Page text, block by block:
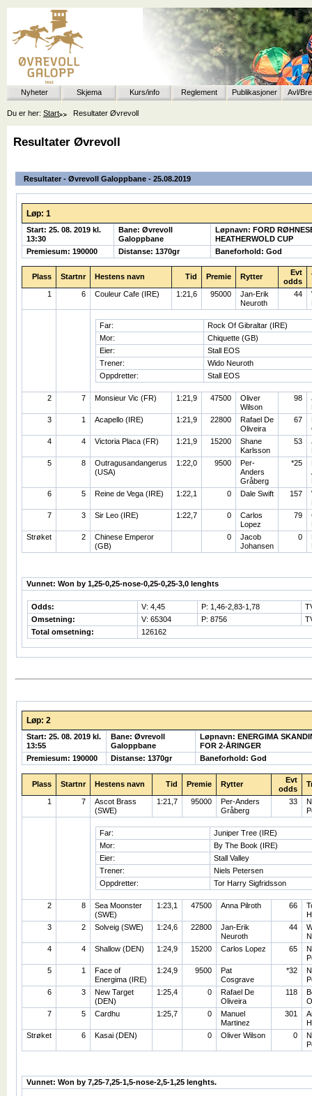
Nyheter Skjema Kurs/info Reglement Publikasjoner Avl/
Du er her: Start Resultater Øvrevoll
Resultater Øvrevoll
Resultater - Øvrevoll Galoppbane - 25.08.2019
Løp: 1
Start: 25. 08. 2019 kl.
13:30
Bane: Øvrevoll
Galoppbane
Løpnavn: FORD
HEATHERWOLD CUP
Premiesum: 190000
Distanse: 1370gr Baneforhold: God
Plass Startnr Hestens navn Tid Premie Rytter
Evt
odds
1 6 Couleur Cafe (IRE) 1:21,6 95000
Jan-Erik
Neuroth
44
Far:
Rock Of Gibraltar (IRE)
Mor:
Chiquette (GB)
Eier:
Stall EOS
Trener:
Wido Neuroth
Oppdretter:
Stall EOS
2 7 Monsieur Vic (FR) 1:21,9 47500
Oliver
Wilson
98
3
1 Acapello (IRE) 1:21,9 22800
Rafael De
Oliveira
67
4
4 Victoria Placa (FR) 1:21,9 15200
Shane
Karlsson
53
5
8
Outragusandangerus
(USA)
1:22,0 9500
Per-
Anders
Gråberg
*25
6
5 Reine de Vega (IRE) 1:22,1 0 Dale Swift 157
7
3 Sir Leo (IRE) 1:22,7 0
Carlos
Lopez
79
Strøket
2
Chinese Emperor
(GB)
0
Jacob
Johansen
0
Vunnet: Won by 1,25-0,25-nose-0,25-0,25-3,0 lenghts
Odds: V: 4,45 P: 1,46-2,83-1,78
Omsetning:
V: 65304 P: 8756
Total omsetning:
126162
Løp: 2
Start: 25. 08. 2019 kl.
13:55
Bane: Øvrevoll
Galoppbane
Løpnavn: ENERGIMA
FOR 2-ÅRINGER
Premiesum: 190000
Distanse: 1370gr Baneforhold: God
Plass Startnr Hestens navn Tid Premie Rytter
Evt
odds
1 7
Ascot Brass
(SWE)
1:21,7 95000
Per-Anders
Gråberg
33
Far:
Juniper Tree (IRE)
Mor:
By The Book (IRE)
Eier:
Stall Valley
Trener:
Niels Petersen
Oppdretter:
Tor Harry Sigfridsson
2 8
Sea Moonster
(SWE)
1:23,1 47500 Anna Pilroth 66
3
2 Solveig (SWE) 1:24,6 22800
Jan-Erik
Neuroth
44
4
4 Shallow (DEN) 1:24,9 15200 Carlos Lopez 65
5
1
Face of
Energima (IRE)
1:24,9 9500
Pat
Cosgrave
*32
6
3
New Target
(DEN)
1:25,4 0
Rafael De
Oliveira
118
7
5 Cardhu 1:25,7 0
Manuel
Martinez
301
Strøket
6 Kasai (DEN) 0 Oliver Wilson 0
Vunnet: Won by 7,25-7,25-1,5-nose-2,5-1,25 lenghts.